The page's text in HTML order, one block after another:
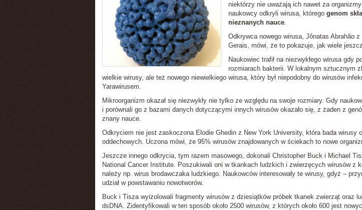
niektórzy nie uważają ich nawet za
naukowcy odkryli wirusa, którego genom
nieznanych nauce.
Odkrywca nowego wirusa, Jônatas Abrahão
Gerais, mówi, że to pokazuje, jak wiele
Naukowiec trafił na niezwykłego wirusa gdy
rozmiarach bakterii. W lokalnym sztucznym
wielkie wirusy, ale też nowego niewielkiego wirusa, który był niepodobny do wirusów
Yarawirusem.
Mikroorganizm okazał się niezwykły nie tylko ze względu na swoje rozmiary. Gdy
i porównali go z bazami danych dotyczącymi innych wirusów okazało się, z żaden z
znany nauce.
Odkryciem nie jest zaskoczona Elodie Ghedin z New York University, która bada wirusy
oddechowych. Uczona mówi, że 95% wirusów znajdowanych w ściekach to nowe
Jeszcze innego odkrycia, tym razem masowego, dokonali Christopher Buck i Michael
National Cancer Institute. Poszukiwali oni w tkankach ludzkich i zwierzęcych wirusów z
należy np. wirus brodawczaka ludzkiego. Naukowców interesowały te wirusy, gdyż –
udział w powstawaniu nowotworów.
Buck i Tisza wyizolowali fragmenty wirusów z dziesiątków próbek tkanek zwierząt oraz
dsDNA. Zidentyfikowali w ten sposób około 2500 wirusów, z których około 600 jest